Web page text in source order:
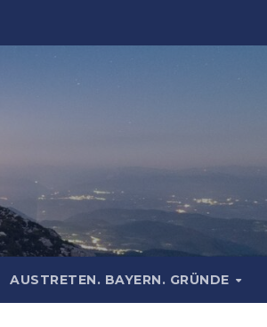
AUSTRETEN. BAYERN. GRÜNDE